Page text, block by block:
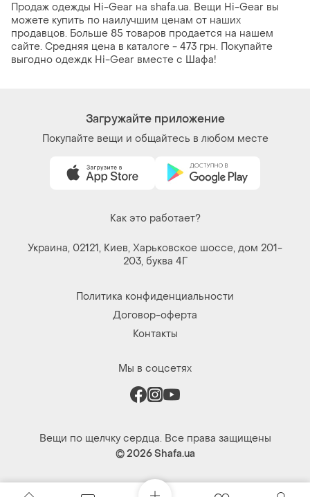
Продаж одежды Hi-Gear на shafa.ua. Вещи Hi-Gear вы
можете купить по наилучшим ценам от наших
продавцов. Больше 85 товаров продается на нашем
сайте. Средняя цена в каталоге - 473 грн. Покупайте
выгодно одеждк Hi-Gear вместе с Шафа!
Загружайте приложение
Покупайте вещи и общайтесь в любом месте
Как это работает?
Украина, 02121, Киев, Харьковское шоссе, дом 201-
203, буква 4Г
Политика конфиденциальности
Договор-оферта
Контакты
Мы в соцсетях
Вещи по щелчку сердца. Все права защищены
© 2026Shafa.ua